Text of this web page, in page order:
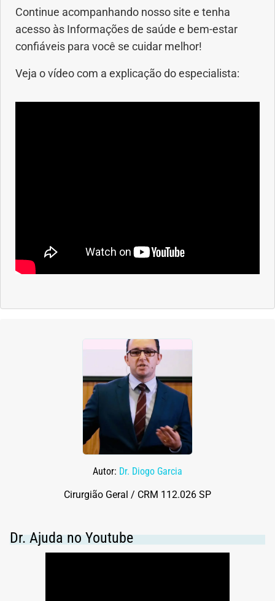
Continue acompanhando nosso site e tenha
acesso às Informações de saúde e bem-estar
confiáveis para você se cuidar melhor!
Veja o vídeo com a explicação do especialista:
Autor: Dr. Diogo Garcia
Cirurgião Geral / CRM 112.026 SP
Dr. Ajuda no Youtube